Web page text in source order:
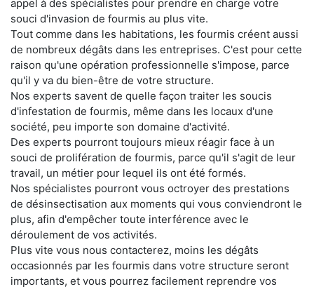
appel à des spécialistes pour prendre en charge votre
souci d'invasion de fourmis au plus vite.
Tout comme dans les habitations, les fourmis créent aussi
de nombreux dégâts dans les entreprises. C'est pour cette
raison qu'une opération professionnelle s'impose, parce
qu'il y va du bien-être de votre structure.
Nos experts savent de quelle façon traiter les soucis
d'infestation de fourmis, même dans les locaux d'une
société, peu importe son domaine d'activité.
Des experts pourront toujours mieux réagir face à un
souci de prolifération de fourmis, parce qu'il s'agit de leur
travail, un métier pour lequel ils ont été formés.
Nos spécialistes pourront vous octroyer des prestations
de désinsectisation aux moments qui vous conviendront le
plus, afin d'empêcher toute interférence avec le
déroulement de vos activités.
Plus vite vous nous contacterez, moins les dégâts
occasionnés par les fourmis dans votre structure seront
importants, et vous pourrez facilement reprendre vos